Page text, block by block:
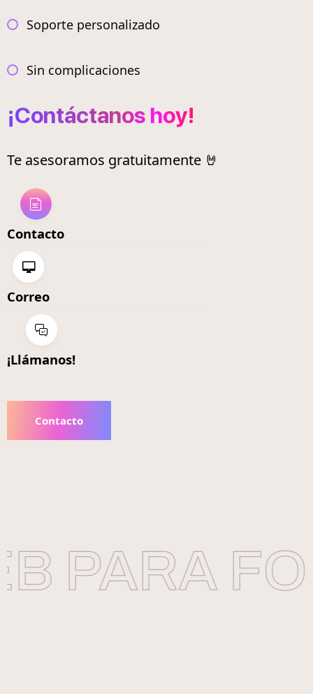
Soporte personalizado
Sin complicaciones
¡Contáctanos hoy!
Te asesoramos gratuitamente 🤘
Contacto
Correo
¡Llámanos!
Contacto
PARA